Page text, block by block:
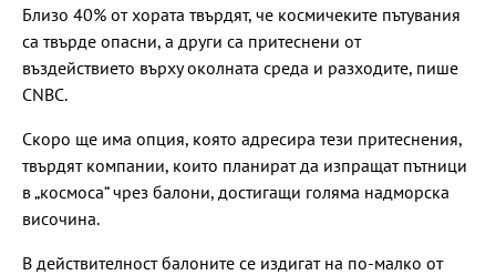
Близо 40% от хората твърдят, че космичеките пътувания
са твърде опасни, а други са притеснени от
въздействието върху околната среда и разходите, пише
CNBC.
Скоро ще има опция, която адресира тези притеснения,
твърдят компании, които планират да изпращат пътници
в „космоса“ чрез балони, достигащи голяма надморска
височина.
В действителност балоните се издигат на по-малко от